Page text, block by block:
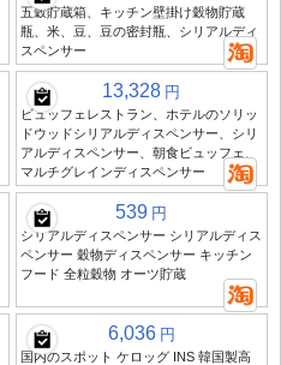
五穀貯蔵箱、キッチン壁掛け穀物貯蔵
瓶、米、豆、豆の密封瓶、シリアルディ
スペンサー
13,328 円
ビュッフェレストラン、ホテルのソリッ
ドウッドシリアルディスペンサー、シリ
アルディスペンサー、朝食ビュッフェ、
マルチグレインディスペンサー
539 円
シリアルディスペンサー シリアルディス
ペンサー 穀物ディスペンサー キッチン
フード 全粒穀物 オーツ貯蔵
6,036 円
国内のスポット ケロッグ INS 韓国製高